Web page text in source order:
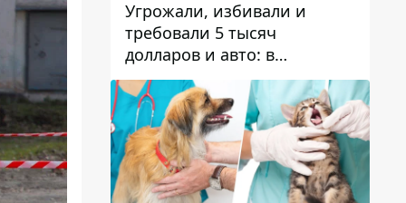
Угрожали, избивали и
требовали 5 тысяч
долларов и авто: в
Павлограде задержали двух
мужчин